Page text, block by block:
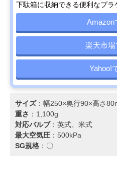
下駄箱に収納できる便利なプラ
Amazon
楽天市場
Yahoo!
サイズ：幅250×奥行90×高さ
重さ ：1,100g
対応バルブ：英式、米式
最大空気圧 ：500kPa
SG規格 ：〇